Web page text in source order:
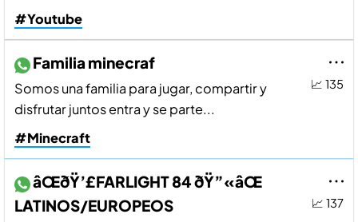
#Youtube
📈 135
Familia minecraf
Somos una familia para jugar, compartir y
disfrutar juntos entra y se parte...
#Minecraft
📈 137
âŒðŸ’£FARLIGHT 84 ðŸ”«âŒ
LATINOS/EUROPEOS